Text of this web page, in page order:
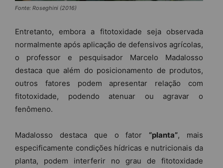
Fonte: Roseghini (2016)
Entretanto, embora a fitotoxidade seja observada
normalmente após aplicação de defensivos agrícolas,
o professor e pesquisador Marcelo Madalosso
destaca que além do posicionamento de produtos,
outros fatores podem apresentar relação com
fitotoxidade, podendo atenuar ou agravar o
fenômeno.
Madalosso destaca que o fator “planta”, mais
especificamente condições hídricas e nutricionais da
planta, podem interferir no grau de fitotoxidade